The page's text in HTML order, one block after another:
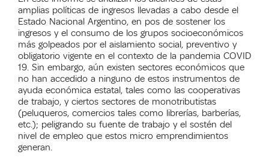
amplias políticas de ingresos llevadas a cabo desde el
Estado Nacional Argentino, en pos de sostener los
ingresos y el consumo de los grupos socioeconómicos
más golpeados por el aislamiento social, preventivo y
obligatorio vigente en el contexto de la pandemia COVID
19. Sin embargo, aún existen sectores económicos que
no han accedido a ninguno de estos instrumentos de
ayuda económica estatal, tales como las cooperativas
de trabajo, y ciertos sectores de monotributistas
(peluqueros, comercios tales como librerías, barberías,
etc.); peligrando su fuente de trabajo y el sostén del
nivel de empleo que estos micro emprendimientos
generan.